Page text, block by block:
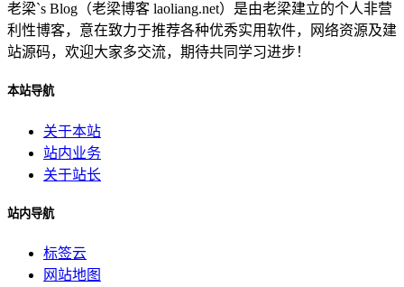
老梁`s Blog（老梁博客 laoliang.net）是由老梁建立的个人非营
利性博客，意在致力于推荐各种优秀实用软件，网络资源及建
站源码，欢迎大家多交流，期待共同学习进步！
本站导航
关于本站
站内业务
关于站长
站内导航
标签云
网站地图